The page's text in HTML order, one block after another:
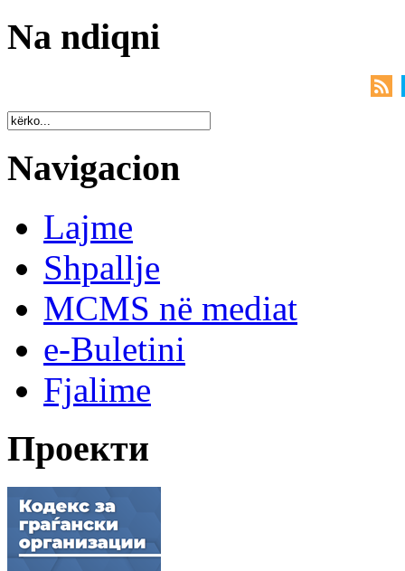
Na ndiqni
Navigacion
Lajme
Shpallje
MCMS në mediat
e-Buletini
Fjalime
Проекти